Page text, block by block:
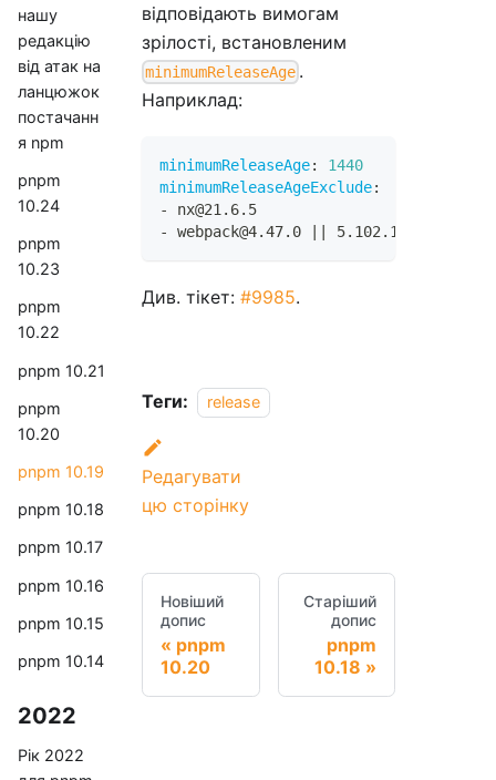
нашу
редакцію
від атак на
ланцюжок
постачанн
я npm
pnpm
10.24
pnpm
10.23
pnpm
10.22
pnpm 10.21
pnpm
10.20
pnpm 10.19
pnpm 10.18
pnpm 10.17
pnpm 10.16
pnpm 10.15
pnpm 10.14
2022
Рік 2022
відповідають вимогам
зрілості, встановленим
minimumReleaseAge .
Наприклад:
minimumReleaseAge:
1440
minimumReleaseAgeExclude:
-
nx@21.6.5
-
webpack@4.47.0 5.102.1
Див. тікет: #9985.
Теги: release
Редагувати
цю сторінку
Новіший
допис
pnpm
10.20
Старіший
допис
pnpm
10.18